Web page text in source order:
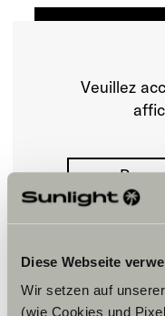
Diese Webseite
Wir setzen auf
(wie Cookies und
Veuillez